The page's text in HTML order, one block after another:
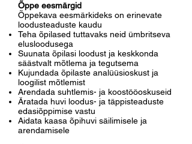
Õppe eesmärgid
Õppekava eesmärkideks on erinevate
loodusteaduste kaudu
Teha õpilased tuttavaks neid ümbritseva
elusloodusega
Suunata õpilasi loodust ja keskkonda
säästvalt mõtlema ja tegutsema
Kujundada õpilaste analüüsioskust ja
loogilist mõtlemist
Arendada suhtlemis- ja koostööoskuseid
Äratada huvi loodus- ja täppisteaduste
edasiõppimise vastu
Aidata kaasa õpihuvi säilimisele ja
arendamisele